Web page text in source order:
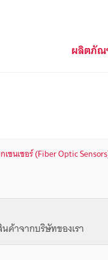
ผลิตภั
เซนเซอร์ (Fiber Optic
าจากบริษัทของเรา